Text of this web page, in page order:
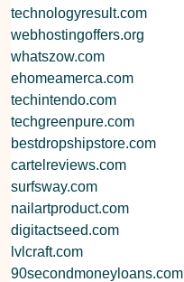
technologyresult.com
webhostingoffers.org
whatszow.com
ehomeamerca.com
techintendo.com
techgreenpure.com
bestdropshipstore.com
cartelreviews.com
surfsway.com
nailartproduct.com
digitactseed.com
lvlcraft.com
90secondmoneyloans.com